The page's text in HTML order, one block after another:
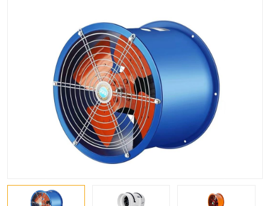
海南油烟净化工程 管道配件
风机系列 镁质防火风管
通风设备 通风管道
消防风机
镀锌矩形风管